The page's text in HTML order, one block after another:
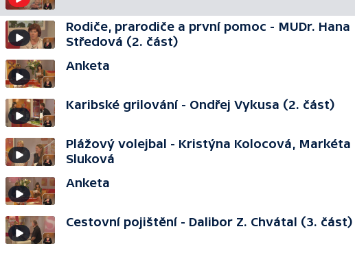
Rodiče, prarodiče a první pomoc - MUDr. Hana
Středová (2. část)
Anketa
Karibské grilování - Ondřej Vykusa (2. část)
Plážový volejbal - Kristýna Kolocová, Markéta
Sluková
Anketa
Cestovní pojištění - Dalibor Z. Chvátal (3. část)